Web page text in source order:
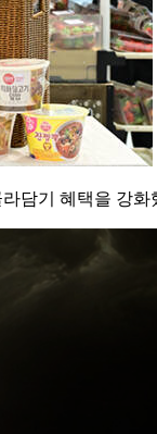
담기 혜택을 강화